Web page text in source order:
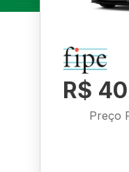
R$
Preço